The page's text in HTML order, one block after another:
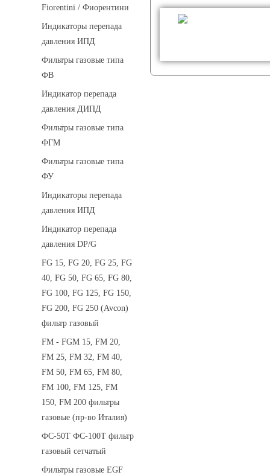
Fiorentini / Фиорентини
Индикаторы перепада
давления ИПД
Фильтры газовые типа
ФВ
Индикатор перепада
давления ДИПД
Фильтры газовые типа
ФГМ
Фильтры газовые типа
ФУ
Индикаторы перепада
давления ИПД
Индикатор перепада
давления DP/G
FG 15, FG 20, FG 25, FG
40, FG 50, FG 65, FG 80,
FG 100, FG 125, FG 150,
FG 200, FG 250 (Avcon)
фильтр газовый
FM - FGM 15, FM 20,
FM 25, FM 32, FM 40,
FM 50, FM 65, FM 80,
FM 100, FM 125, FM
150, FM 200 фильтры
газовые (пр-во Италия)
ФС-50Т ФС-100Т фильтр
газовый сетчатый
Фильтры газовые EGF